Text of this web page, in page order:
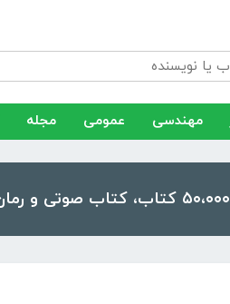
مهندسی عمومی مجله